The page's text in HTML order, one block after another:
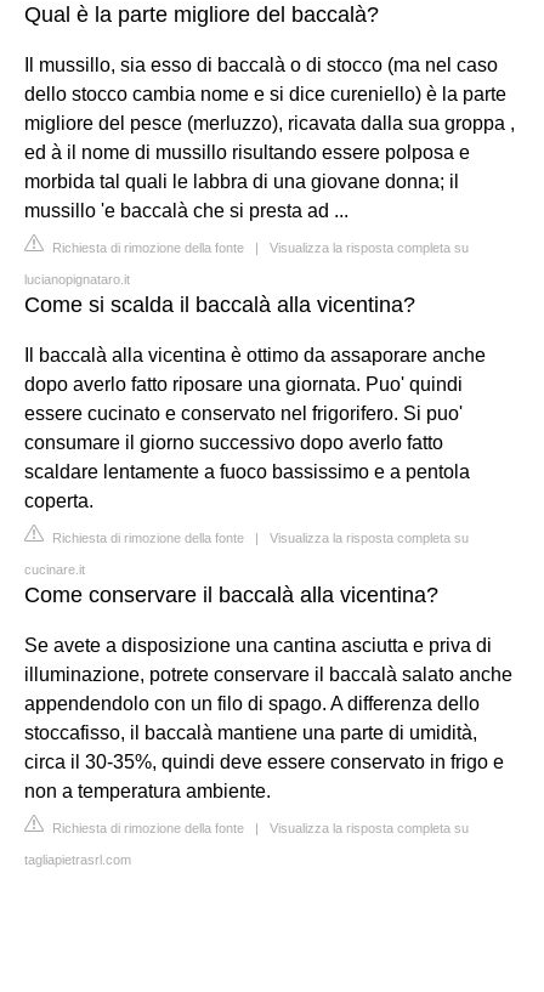
Qual è la parte migliore del baccalà?
Il mussillo, sia esso di baccalà o di stocco (ma nel caso
dello stocco cambia nome e si dice cureniello) è la parte
migliore del pesce (merluzzo), ricavata dalla sua groppa ,
ed à il nome di mussillo risultando essere polposa e
morbida tal quali le labbra di una giovane donna; il
mussillo 'e baccalà che si presta ad ...
Richiesta di rimozione della fonte | Visualizza la risposta completa su
lucianopignataro.it
Come si scalda il baccalà alla vicentina?
Il baccalà alla vicentina è ottimo da assaporare anche
dopo averlo fatto riposare una giornata. Puo' quindi
essere cucinato e conservato nel frigorifero. Si puo'
consumare il giorno successivo dopo averlo fatto
scaldare lentamente a fuoco bassissimo e a pentola
coperta.
Richiesta di rimozione della fonte | Visualizza la risposta completa su
cucinare.it
Come conservare il baccalà alla vicentina?
Se avete a disposizione una cantina asciutta e priva di
illuminazione, potrete conservare il baccalà salato anche
appendendolo con un filo di spago. A differenza dello
stoccafisso, il baccalà mantiene una parte di umidità,
circa il 30-35%, quindi deve essere conservato in frigo e
non a temperatura ambiente.
Richiesta di rimozione della fonte | Visualizza la risposta completa su
tagliapietrasrl.com